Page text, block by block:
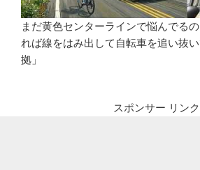
まだ黄色センターラインで悩んでる
れば線をはみ出して自転車を追い抜
拠」
スポンサー リンク